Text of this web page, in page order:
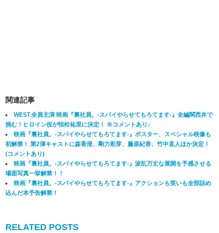
関連記事
WEST.全員主演 映画『裏社員。-スパイやらせてもろてます‐』全編関西弁で
挑む！ヒロイン役が恒松祐里に決定！ ※コメントあり♪
映画『裏社員。-スパイやらせてもろてます‐』ポスター、スペシャル映像も
初解禁！ 第2弾キャストに森香澄、剛力彩芽、藤原紀香、竹中直人ほか決定！
(コメントあり)
映画『裏社員。-スパイやらせてもろてます‐』波乱万丈な展開を予感させる
場面写真一挙解禁！！
映画『裏社員。-スパイやらせてもろてます‐』アクションも笑いも全部詰め
込んだ本予告解禁！
RELATED POSTS